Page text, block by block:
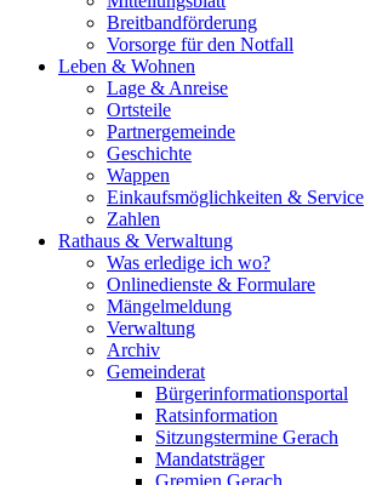
Breitbandförderung
Vorsorge für den Notfall
Leben & Wohnen
Lage & Anreise
Ortsteile
Partnergemeinde
Geschichte
Wappen
Einkaufsmöglichkeiten & Service
Zahlen
Rathaus & Verwaltung
Was erledige ich wo?
Onlinedienste & Formulare
Mängelmeldung
Verwaltung
Archiv
Gemeinderat
Bürgerinformationsportal
Ratsinformation
Sitzungstermine Gerach
Mandatsträger
Gremien Gerach